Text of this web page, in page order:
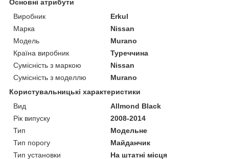
Основні атрибути
Виробник
Erkul
Марка
Nissan
Модель
Murano
Країна виробник
Туреччина
Сумісність з маркою
Nissan
Сумісність з моделлю
Murano
Користувальницькі характеристики
Вид
Allmond Black
Рік випуску
2008-2014
Тип
Модельне
Тип порогу
Майданчик
Тип установки
На штатні місця